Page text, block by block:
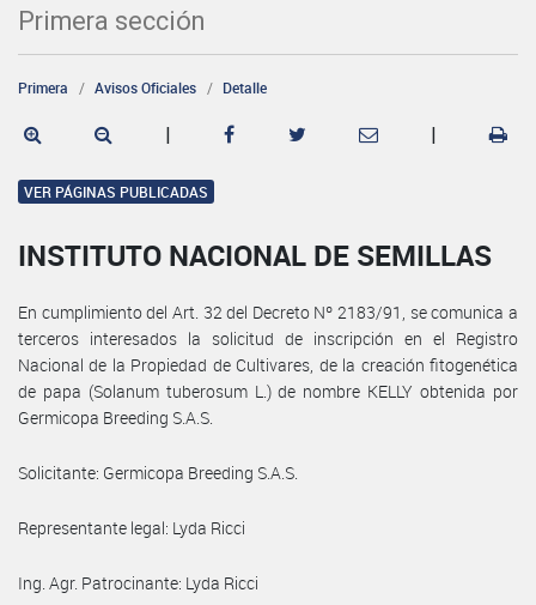
Primera sección
Primera Avisos Oficiales Detalle
| |
VER PÁGINAS PUBLICADAS
INSTITUTO NACIONAL DE SEMILLAS
En cumplimiento del Art. 32 del Decreto Nº 2183/91, se comunica a
terceros interesados la solicitud de inscripción en el Registro
Nacional de la Propiedad de Cultivares, de la creación fitogenética
de papa (Solanum tuberosum L.) de nombre KELLY obtenida por
Germicopa Breeding S.A.S.
Solicitante: Germicopa Breeding S.A.S.
Representante legal: Lyda Ricci
Ing. Agr. Patrocinante: Lyda Ricci